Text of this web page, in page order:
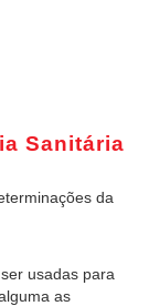
Sanitária
da
usadas para
as